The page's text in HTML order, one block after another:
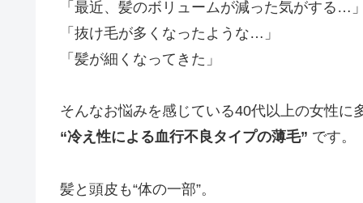
「最近、髪のボリュームが減った気がする…」
「抜け毛が多くなったような…」
「髪が細くなってきた」
そんなお悩みを感じている40代以上の女性に
“冷え性による血行不良タイプの薄毛” です。
髪と頭皮も“体の一部”。